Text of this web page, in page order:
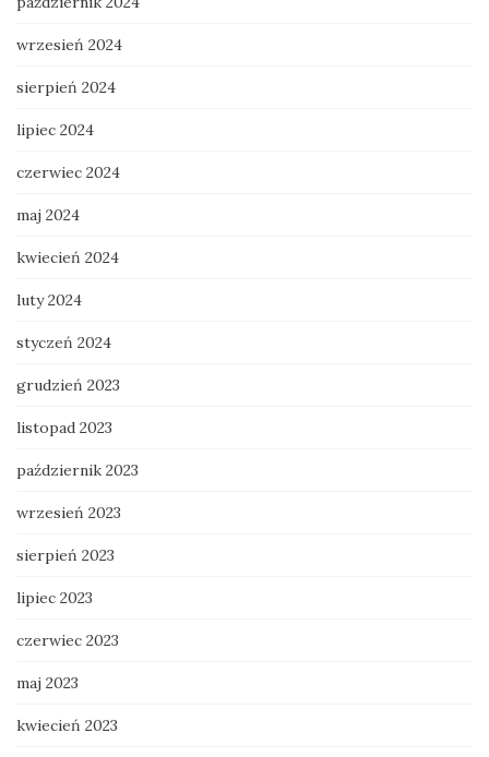
wrzesień 2024
sierpień 2024
lipiec 2024
czerwiec 2024
maj 2024
kwiecień 2024
luty 2024
styczeń 2024
grudzień 2023
listopad 2023
październik 2023
wrzesień 2023
sierpień 2023
lipiec 2023
czerwiec 2023
maj 2023
kwiecień 2023